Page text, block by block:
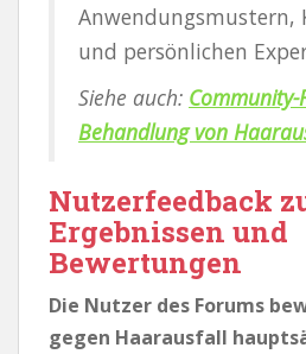
Anwendungsmustern,
und persönlichen
Siehe auch:
Behandlung von
Nutzerfeedback
Ergebnissen und
Bewertungen
Die Nutzer des Forums
gegen Haarausfall